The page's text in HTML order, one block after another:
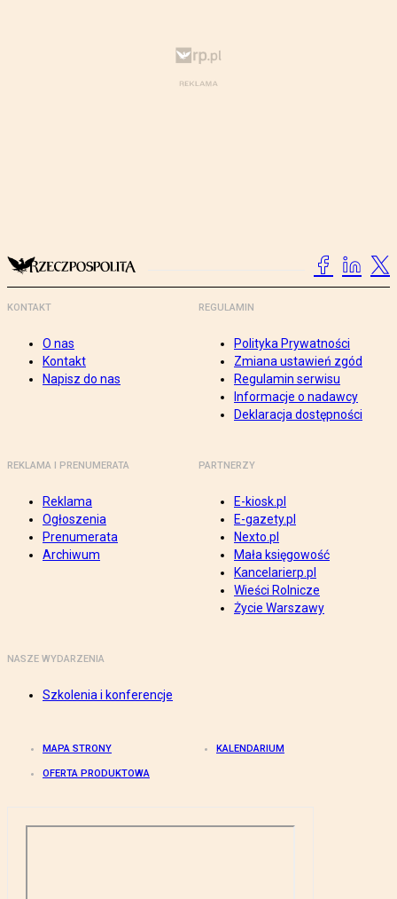
KONTAKT
O nas
Kontakt
Napisz do nas
REGULAMIN
Polityka Prywatności
Zmiana ustawień zgód
Regulamin serwisu
Informacje o nadawcy
Deklaracja dostępności
REKLAMA I PRENUMERATA
Reklama
Ogłoszenia
Prenumerata
Archiwum
PARTNERZY
E-kiosk.pl
E-gazety.pl
Nexto.pl
Mała księgowość
Kancelarierp.pl
Wieści Rolnicze
Życie Warszawy
NASZE WYDARZENIA
Szkolenia i konferencje
MAPA STRONY KALENDARIUM
OFERTA PRODUKTOWA